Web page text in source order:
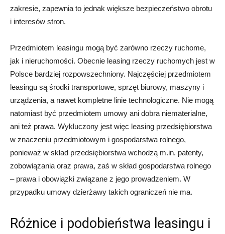
zakresie, zapewnia to jednak większe bezpieczeństwo obrotu
i interesów stron.
Przedmiotem leasingu mogą być zarówno rzeczy ruchome,
jak i nieruchomości. Obecnie leasing rzeczy ruchomych jest w
Polsce bardziej rozpowszechniony. Najczęściej przedmiotem
leasingu są środki transportowe, sprzęt biurowy, maszyny i
urządzenia, a nawet kompletne linie technologiczne. Nie mogą
natomiast być przedmiotem umowy ani dobra niematerialne,
ani też prawa. Wykluczony jest więc leasing przedsiębiorstwa
w znaczeniu przedmiotowym i gospodarstwa rolnego,
ponieważ w skład przedsiębiorstwa wchodzą m.in. patenty,
zobowiązania oraz prawa, zaś w skład gospodarstwa rolnego
– prawa i obowiązki związane z jego prowadzeniem. W
przypadku umowy dzierżawy takich ograniczeń nie ma.
Różnice i podobieństwa leasingu i